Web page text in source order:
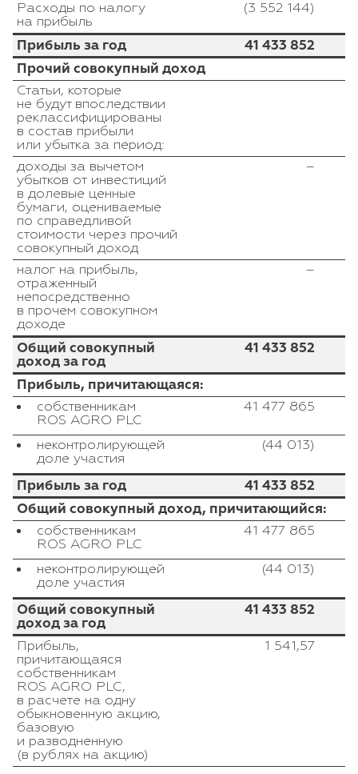
Расходы по налогу
на прибыль
(3 552 144)
Прибыль за год
41 433 852
Прочий совокупный доход
Статьи, которые
не будут впоследствии
реклассифицированы
в состав прибыли
или убытка за период:
доходы за вычетом
убытков от инвестиций
в долевые ценные
бумаги, оцениваемые
по справедливой
стоимости через прочий
совокупный доход
–
налог на прибыль,
отраженный
непосредственно
в прочем совокупном
доходе
–
Общий совокупный
доход за год
41 433 852
Прибыль, причитающаяся:
собственникам
ROS AGRO PLC
41 477 865
неконтролирующей
доле участия
(44 013)
Прибыль за год
41 433 852
Общий совокупный доход, причитающийся:
собственникам
ROS AGRO PLC
41 477 865
неконтролирующей
доле участия
(44 013)
Общий совокупный
доход за год
41 433 852
Прибыль,
причитающаяся
собственникам
ROS AGRO PLC,
в расчете на одну
обыкновенную акцию,
базовую
и разводненную
(в рублях на акцию)
1 541,57